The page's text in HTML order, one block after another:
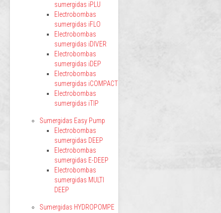
sumergidas iPLU
Electrobombas
sumergidas iFLO
Electrobombas
sumergidas iDIVER
Electrobombas
sumergidas iDEP
Electrobombas
sumergidas iCOMPACT
Electrobombas
sumergidas iTIP
Sumergidas Easy Pump
Electrobombas
sumergidas DEEP
Electrobombas
sumergidas E-DEEP
Electrobombas
sumergidas MULTI
DEEP
Sumergidas HYDROPOMPE